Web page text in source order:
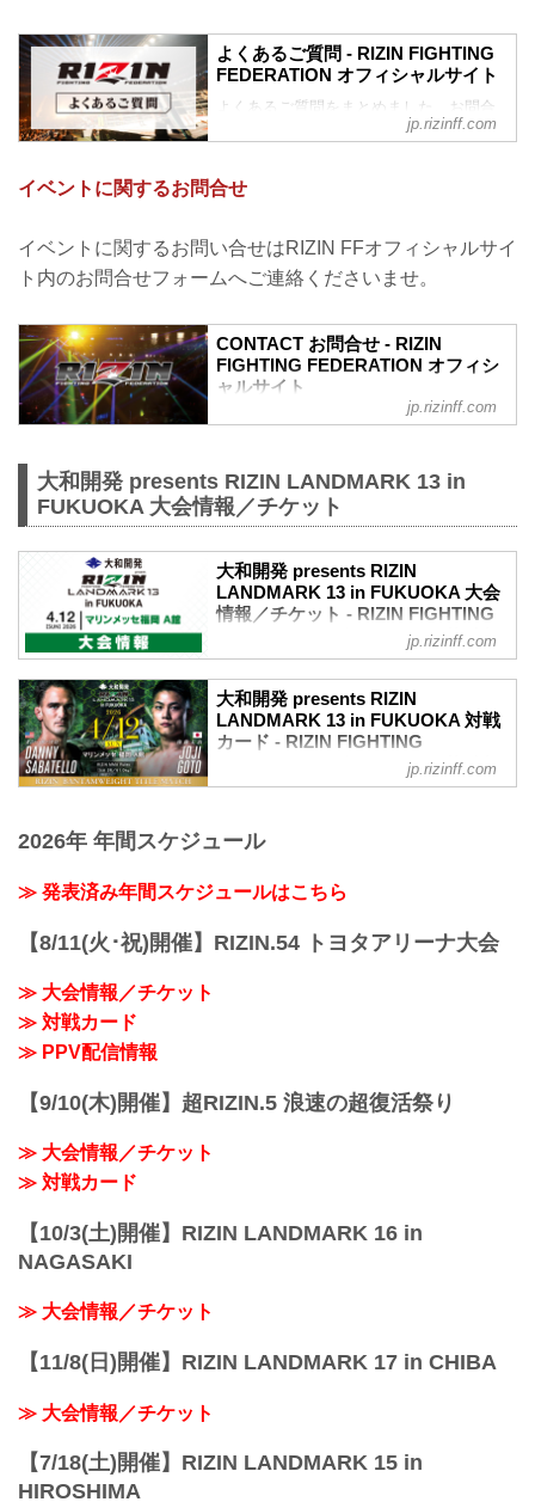
よくあるご質問 - RIZIN FIGHTING
FEDERATION オフィシャルサイト
よくあるご質問をまとめました。お問合
わせの前に、一度ご確認下さい。
Q.1 より良い席で観戦したいのですが、
どの先行でチケットを買うと一番良い席
A. より良い席のご案内は、以下の順番と
なります。
①ファンクラブ先行（超強者）
CLUB先行
③先行販売（オフィシャルサイト先行・
プレイガイド先行・番組・チラシ等 順不
④各プレイガイドの一般発売
jp.rizinff.com
イベントに関するお問合せ
イベントに関するお問い合せはRIZIN FFオフィシャルサイ
ト内のお問合せフォームへご連絡くださいませ。
CONTACT お問合せ - RIZIN
FIGHTING FEDERATION オフィシ
ャルサイト
jp.rizinff.com
大和開発 presents RIZIN LANDMARK 13 in
FUKUOKA 大会情報／チケット
大和開発 presents RIZIN
LANDMARK 13 in FUKUOKA 大会
情報／チケット - RIZIN FIGHTING
FEDERATION オフィシャルサイト
in FUKUOKA 大会概要
開催日時
2026年4月12日（日）12:00開場（予定）
※開場・開始時間は予定です。決定次第
会場
【マリンメッセ福岡】
報を掲載しています。
jp.rizinff.com
大和開発 presents RIZIN
LANDMARK 13 in FUKUOKA 対戦
カード - RIZIN FIGHTING
FEDERATION オフィシャルサイト
バンタム級タイトルマッチ
ダニー・サバテロ vs. 後藤丈治
堀江圭功 vs. パトリッキー・ピットブル
RIZIN MMAルール：5分3R（71.0kg）
堀江圭功 vs. パトリッキー・ピットブル
jp.rizinff.com
2026年 年間スケジュール
≫ 発表済み年間スケジュールはこちら
【8/11(火･祝)開催】RIZIN.54 トヨタアリーナ大会
≫ 大会情報／チケット
≫ 対戦カード
≫ PPV配信情報
【9/10(木)開催】超RIZIN.5 浪速の超復活祭り
≫ 大会情報／チケット
≫ 対戦カード
【10/3(土)開催】RIZIN LANDMARK 16 in
NAGASAKI
≫ 大会情報／チケット
【11/8(日)開催】RIZIN LANDMARK 17 in CHIBA
≫ 大会情報／チケット
【7/18(土)開催】RIZIN LANDMARK 15 in
HIROSHIMA